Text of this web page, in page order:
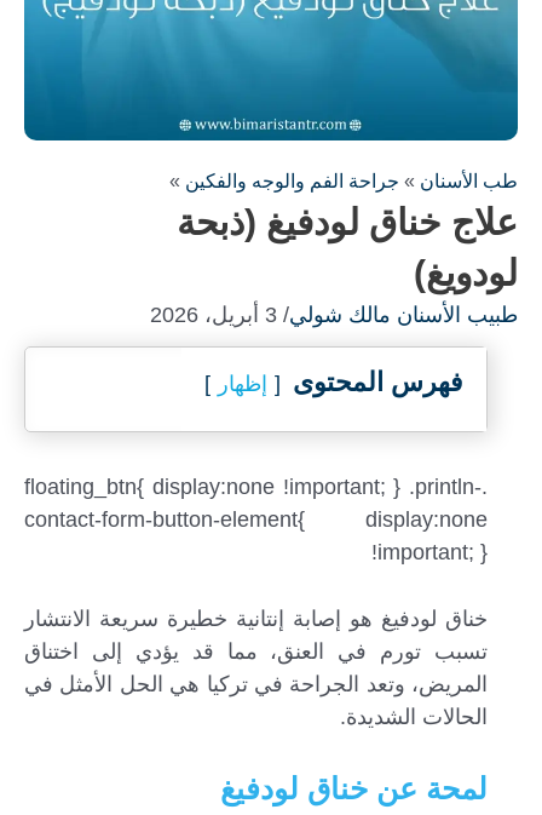
طب الأسنان » جراحة الفم والوجه والفكين »
علاج خناق لودفيغ (ذبحة
لودويغ)
طبيب الأسنان مالك شولي/ 3 أبريل، 2026
فهرس المحتوى إظهار
.floating_btn{ display:none !important; } .println-
contact-form-button-element{ display:none
!important; }
خناق لودفيغ هو إصابة إنتانية خطيرة سريعة الانتشار
تسبب تورم في العنق، مما قد يؤدي إلى اختناق
المريض، وتعد الجراحة في تركيا هي الحل الأمثل في
الحالات الشديدة.
لمحة عن خناق لودفيغ